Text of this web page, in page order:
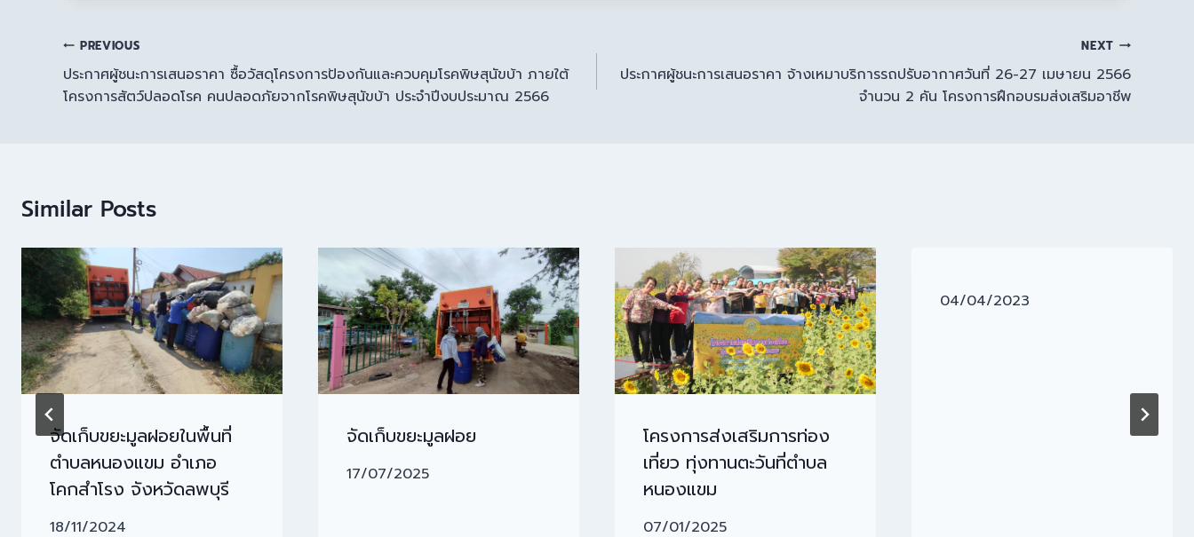
PREVIOUS
ประกาศผู้ชนะการเสนอราคา ซื้อวัสดุโครงการป้องกันและควบคุมโรคพิษสุนัขบ้า ภายใต้
โครงการสัตว์ปลอดโรค คนปลอดภัยจากโรคพิษสุนัขบ้า ประจำปีงบประมาณ 2566
NEXT
ประกาศผู้ชนะการเสนอราคา จ้างเหมาบริการรถปรับอากาศวันที่ 26-27 เมษายน 2566
จำนวน 2 คัน โครงการฝึกอบรมส่งเสริมอาชีพ
Similar Posts
จัดเก็บขยะมูลฝอยในพื้นที่
ตำบลหนองแขม อำเภอ
โคกสำโรง จังหวัดลพบุรี
18/11/2024
จัดเก็บขยะมูลฝอย
17/07/2025
โครงการส่งเสริมการท่อง
เที่ยว ทุ่งทานตะวันที่ตำบล
หนองแขม
07/01/2025
04/04/2023